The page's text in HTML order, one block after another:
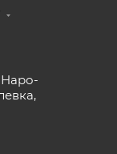
Наро-